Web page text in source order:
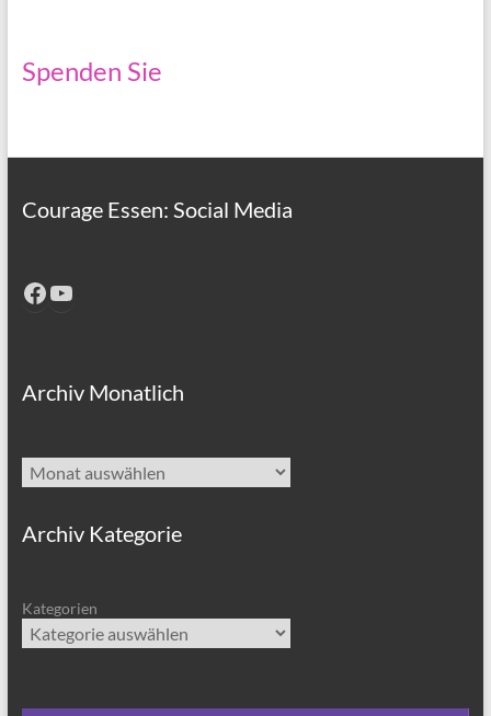
Spenden Sie
Courage Essen: Social Media
Facebook
YouTube
Archiv Monatlich
Archiv
Archiv Kategorie
Kategorien